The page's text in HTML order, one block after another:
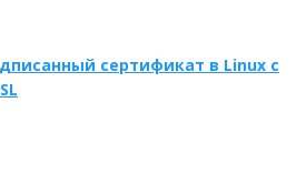
сертификат в Linux с